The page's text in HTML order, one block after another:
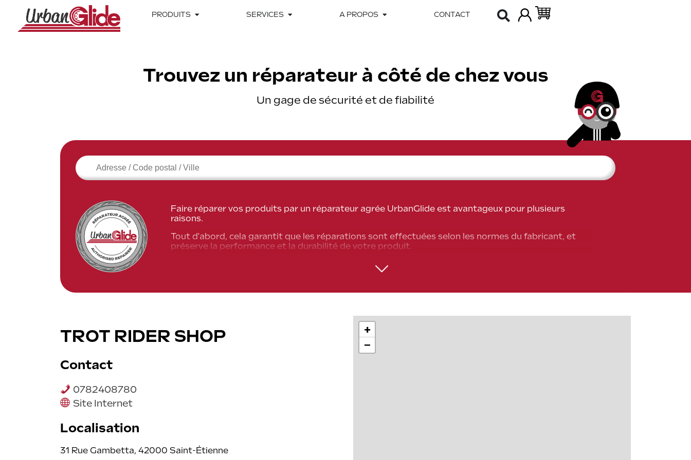
PRODUITS SERVICES A PROPOS CONTACT
Trouvez un réparateur à côté de chez vous
Un gage de sécurité et de fiabilité
Faire réparer vos produits par un réparateur agrée UrbanGlide est avantageux pour plusieurs
raisons.
Tout d'abord, cela garantit que les réparations sont effectuées selon les normes du fabricant, et
préserve la performance et la durabilité de votre produit.
Ensuite, un réparateur agréé possède l'expertise spécifique à la marque, ce qui minimise les risques
de dommages supplémentaires lors des réparations.
En outre, opter pour un service agréé permet de maintenir votre garantie, évitant ainsi toute
Finalement, c'est aussi un gage de sécurité et de fiabilité.
TROT RIDER SHOP
Contact
0782408780
Site Internet
Localisation
31 Rue Gambetta, 42000 Saint-Étienne
+
−